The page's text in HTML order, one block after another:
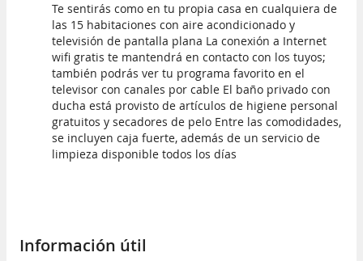
Te sentirás como en tu propia casa en cualquiera de
las 15 habitaciones con aire acondicionado y
televisión de pantalla plana La conexión a Internet
wifi gratis te mantendrá en contacto con los tuyos;
también podrás ver tu programa favorito en el
televisor con canales por cable El baño privado con
ducha está provisto de artículos de higiene personal
gratuitos y secadores de pelo Entre las comodidades,
se incluyen caja fuerte, además de un servicio de
limpieza disponible todos los días
Información útil